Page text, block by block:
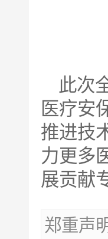
此次
医疗安
推进技
力更多
展贡献
郑重声